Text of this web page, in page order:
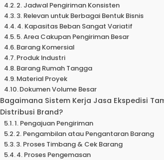
2. Jadwal Pengiriman Konsisten
3. Relevan untuk Berbagai Bentuk Bisnis
4. Kapasitas Beban Sangat Variatif
5. Area Cakupan Pengiriman Besar
Barang Komersial
Produk Industri
Barang Rumah Tangga
Material Proyek
Dokumen Volume Besar
Bagaimana Sistem Kerja Jasa Ekspedisi
Distribusi Brand?
1. Pengajuan Pengiriman
2. Pengambilan atau Pengantaran Barang
3. Proses Timbang & Cek Barang
4. Proses Pengemasan